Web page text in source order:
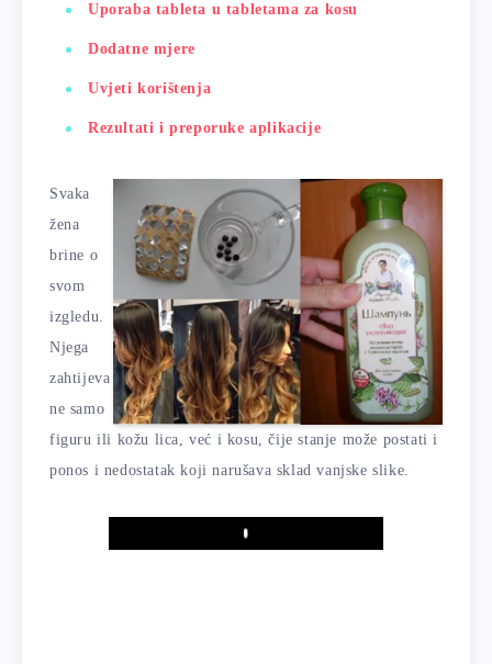
Uporaba tableta u tabletama za kosu
Dodatne mjere
Uvjeti korištenja
Rezultati i preporuke aplikacije
Svaka
žena
brine o
svom
izgledu.
Njega
zahtijeva
ne samo
figuru ili kožu lica, već i kosu, čije stanje može postati i
ponos i nedostatak koji narušava sklad vanjske slike.
Play